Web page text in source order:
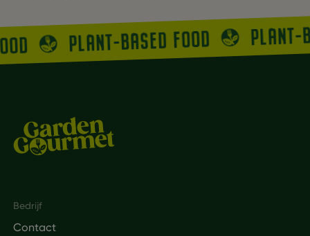
PLANT-BASED FOOD
Footer
Bedrijf
Contact